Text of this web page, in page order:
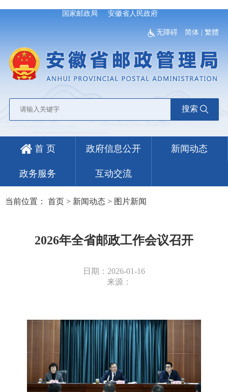
国家邮政局 安徽省人民政府
无障碍 简体 |繁體
搜索
首 页 政府信息公开 新闻动态
政务服务 互动交流
当前位置： 首页 > 新闻动态 > 图片新闻
2026年全省邮政工作会议召开
日期：2026-01-16
来源：